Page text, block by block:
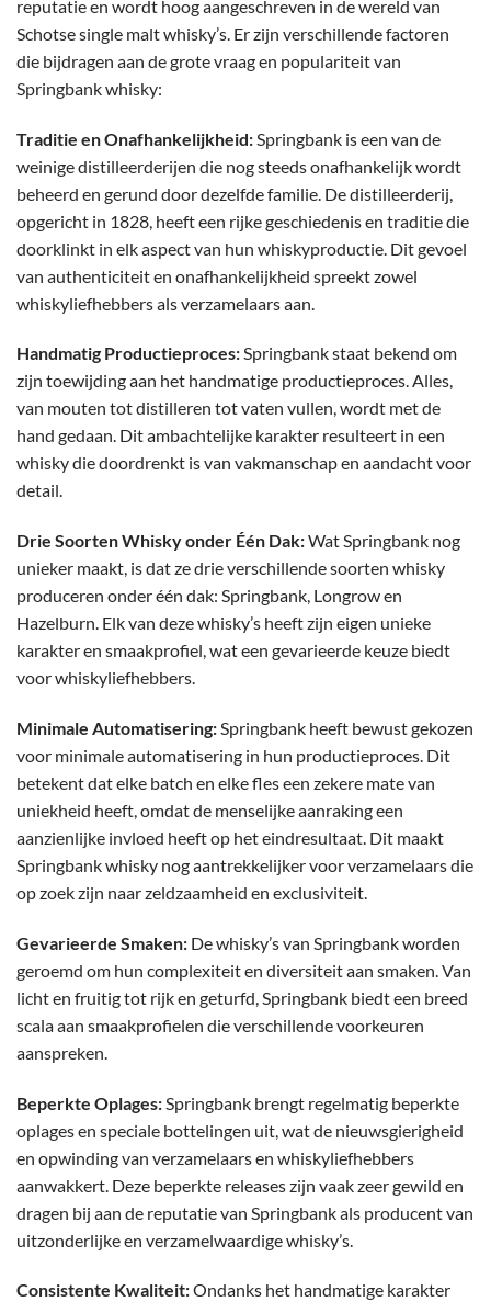
reputatie en wordt hoog aangeschreven in de wereld van
Schotse single malt whisky’s. Er zijn verschillende factoren
die bijdragen aan de grote vraag en populariteit van
Springbank whisky:
Traditie en Onafhankelijkheid: Springbank is een van de
weinige distilleerderijen die nog steeds onafhankelijk wordt
beheerd en gerund door dezelfde familie. De distilleerderij,
opgericht in 1828, heeft een rijke geschiedenis en traditie die
doorklinkt in elk aspect van hun whiskyproductie. Dit gevoel
van authenticiteit en onafhankelijkheid spreekt zowel
whiskyliefhebbers als verzamelaars aan.
Handmatig Productieproces:Springbank staat bekend om
zijn toewijding aan het handmatige productieproces. Alles,
van mouten tot distilleren tot vaten vullen, wordt met de
hand gedaan. Dit ambachtelijke karakter resulteert in een
whisky die doordrenkt is van vakmanschap en aandacht voor
detail.
Drie Soorten Whisky onder Één Dak:Wat Springbank nog
unieker maakt, is dat ze drie verschillende soorten whisky
produceren onder één dak: Springbank, Longrow en
Hazelburn. Elk van deze whisky’s heeft zijn eigen unieke
karakter en smaakprofiel, wat een gevarieerde keuze biedt
voor whiskyliefhebbers.
Minimale Automatisering:Springbank heeft bewust gekozen
voor minimale automatisering in hun productieproces. Dit
betekent dat elke batch en elke fles een zekere mate van
uniekheid heeft, omdat de menselijke aanraking een
aanzienlijke invloed heeft op het eindresultaat. Dit maakt
Springbank whisky nog aantrekkelijker voor verzamelaars die
op zoek zijn naar zeldzaamheid en exclusiviteit.
Gevarieerde Smaken: De whisky’s van Springbank worden
geroemd om hun complexiteit en diversiteit aan smaken. Van
licht en fruitig tot rijk en geturfd, Springbank biedt een breed
scala aan smaakprofielen die verschillende voorkeuren
aanspreken.
Beperkte Oplages: Springbank brengt regelmatig beperkte
oplages en speciale bottelingen uit, wat de nieuwsgierigheid
en opwinding van verzamelaars en whiskyliefhebbers
aanwakkert. Deze beperkte releases zijn vaak zeer gewild en
dragen bij aan de reputatie van Springbank als producent van
uitzonderlijke en verzamelwaardige whisky’s.
Consistente Kwaliteit:Ondanks het handmatige karakter